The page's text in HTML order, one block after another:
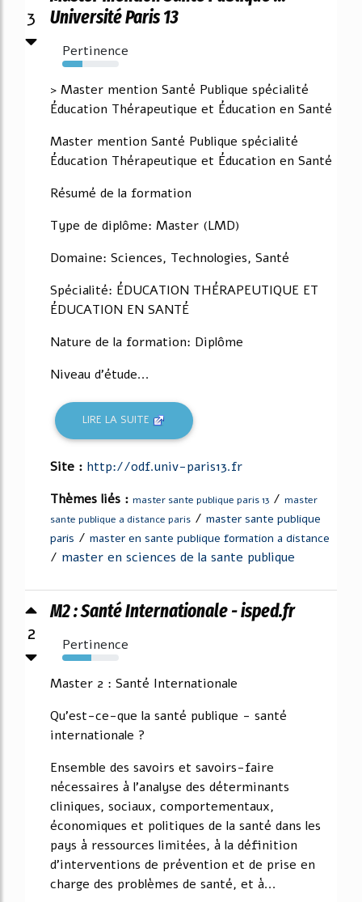
3
Université Paris 13
Pertinence
36%
> Master mention Santé Publique spécialité
Éducation Thérapeutique et Éducation en Santé
Master mention Santé Publique spécialité
Éducation Thérapeutique et Éducation en Santé
Résumé de la formation
Type de diplôme: Master (LMD)
Domaine: Sciences, Technologies, Santé
Spécialité: ÉDUCATION THÉRAPEUTIQUE ET
ÉDUCATION EN SANTÉ
Nature de la formation: Diplôme
Niveau d'étude...
LIRE LA SUITE
Site : http://odf.univ-paris13.fr
Thèmes liés : master sante publique paris 13 / master
sante publique a distance paris / master sante publique
paris / master en sante publique formation a distance
/ master en sciences de la sante publique
2
M2 : Santé Internationale - isped.fr
Pertinence
51%
Master 2 : Santé Internationale
Qu'est-ce-que la santé publique - santé
internationale ?
Ensemble des savoirs et savoirs-faire
nécessaires à l'analyse des déterminants
cliniques, sociaux, comportementaux,
économiques et politiques de la santé dans les
pays à ressources limitées, à la définition
d'interventions de prévention et de prise en
charge des problèmes de santé, et à...